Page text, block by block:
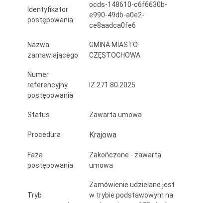
dozowarka
materiałów
sypkich
granulowanych
ramach
Programu
Ochrony
Ludności
Identyfikator
postępowania
ocds-148610-c6f6630b-
e990-49db-a0e2-
ce8aadca0fe6
Nazwa
zamawiającego
GMINA MIASTO
CZĘSTOCHOWA
Numer
referencyjny
postępowania
IZ.271.80.2025
Status Zawarta umowa
Procedura Krajowa
Faza
postępowania
Zakończone - zawarta
umowa
Tryb
Zamówienie udzielane jest
w trybie podstawowym na